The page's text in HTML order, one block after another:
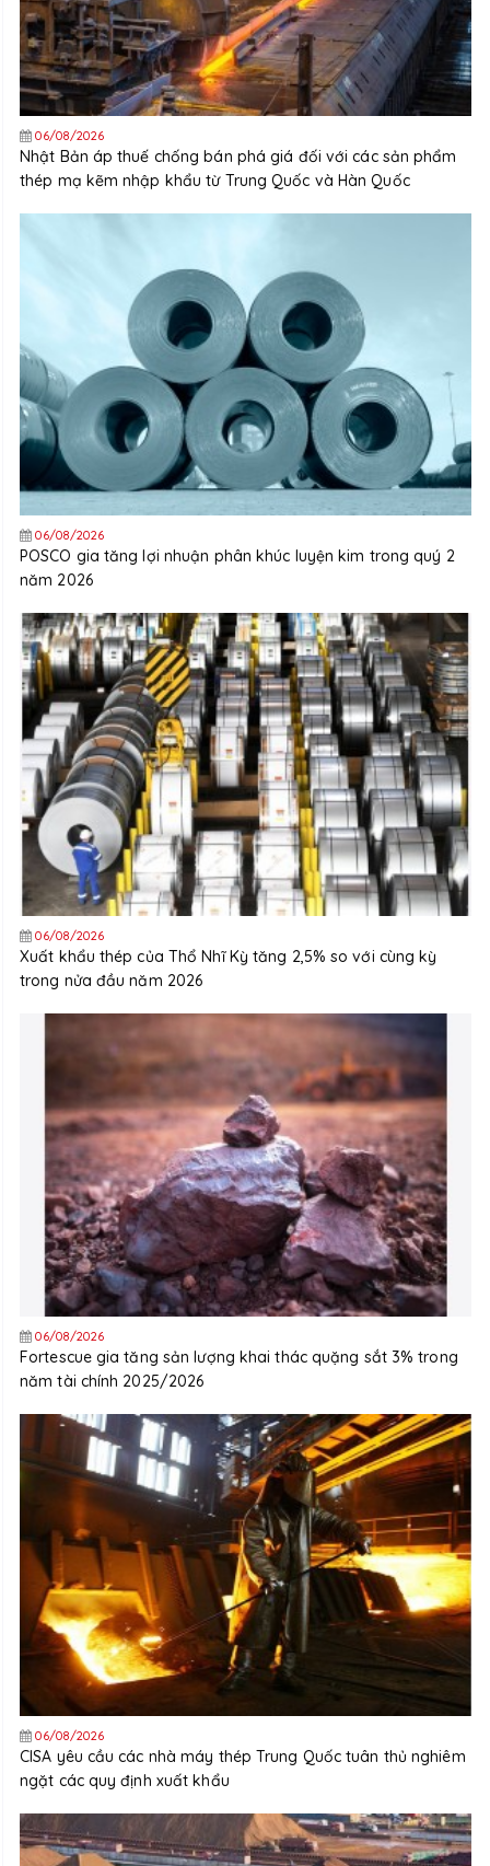
06/08/2026
Nhật Bản áp thuế chống bán phá giá đối với các sản phẩm
thép mạ kẽm nhập khẩu từ Trung Quốc và Hàn Quốc
06/08/2026
POSCO gia tăng lợi nhuận phân khúc luyện kim trong quý 2
năm 2026
06/08/2026
Xuất khẩu thép của Thổ Nhĩ Kỳ tăng 2,5% so với cùng kỳ
trong nửa đầu năm 2026
06/08/2026
Fortescue gia tăng sản lượng khai thác quặng sắt 3% trong
năm tài chính 2025/2026
06/08/2026
CISA yêu cầu các nhà máy thép Trung Quốc tuân thủ nghiêm
ngặt các quy định xuất khẩu